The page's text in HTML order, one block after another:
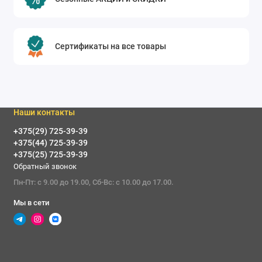
Показать все
Сертификаты на все товары
Наши контакты
+375(29) 725-39-39
+375(44) 725-39-39
+375(25) 725-39-39
Обратный звонок
Пн-Пт: с 9.00 до 19.00, Сб-Вс: с 10.00 до 17.00.
Мы в сети